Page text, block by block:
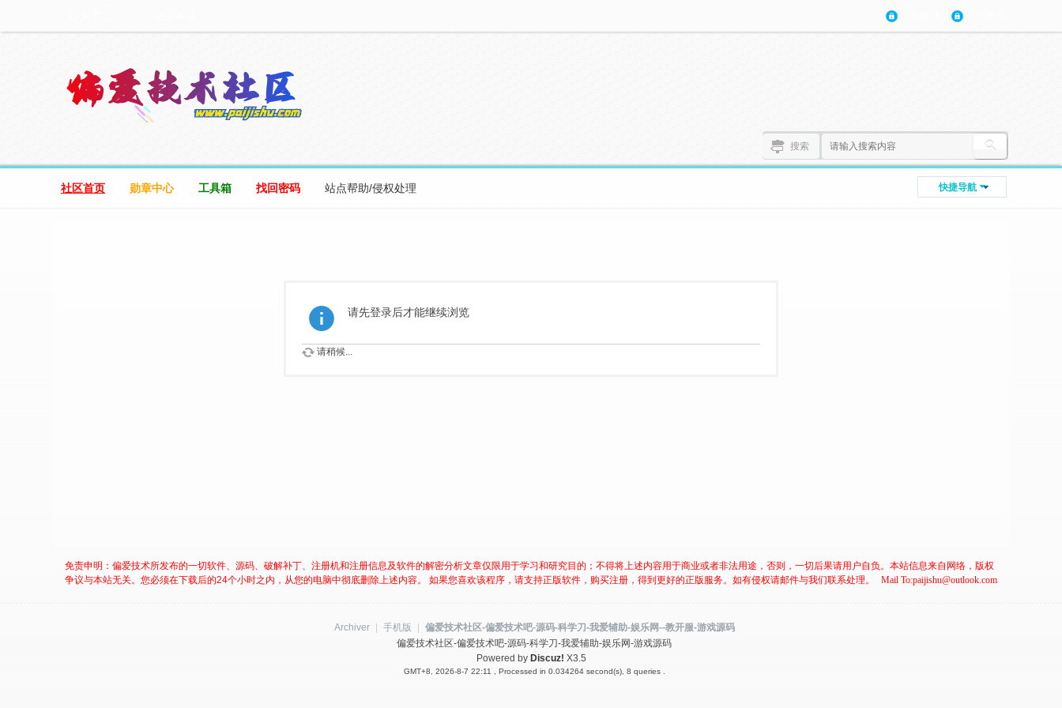
搜索
快捷导航
社区首页 勋章中心 工具箱 找回密码 站点帮助/侵权处理
请先登录后才能继续浏览
请稍候...
免责申明：偏爱技术所发布的一切软件、源码、破解补丁、注册机和注册信息及软件的解密分析文章仅限用于学习和研究目的；不得将上述内容用于商业或者非法用途，否则，一切后果请用户自负。本站信息来自网络，版权
争议与本站无关。您必须在下载后的24个小时之内，从您的电脑中彻底删除上述内容。 如果您喜欢该程序，请支持正版软件，购买注册，得到更好的正版服务。如有侵权请邮件与我们联系处理。
Mail To:paijishu@outlook.com
Archiver 手机版
偏爱技术社区-偏爱技术吧-源码-科学刀-我爱辅助-娱乐网--教开服-游戏源码
偏爱技术社区-偏爱技术吧-源码-科学刀-我爱辅助-娱乐网-游戏源码
Powered by Discuz! X3.5
GMT+8, 2026-8-7 22:11 , Processed in 0.034264 second(s), 8 queries .